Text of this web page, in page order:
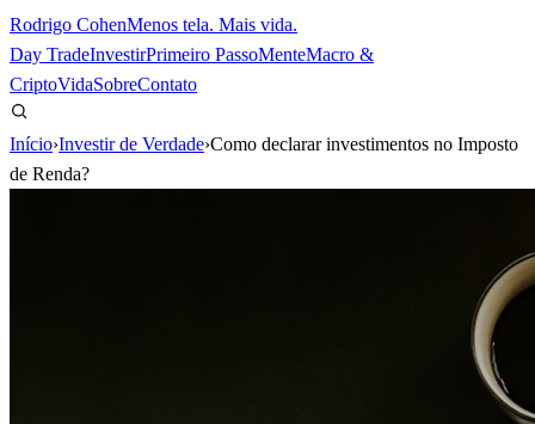
Rodrigo CohenMenos tela. Mais vida.
Day TradeInvestirPrimeiro PassoMenteMacro &
CriptoVidaSobreContato
Início›Investir de Verdade›Como declarar investimentos no Imposto
de Renda?